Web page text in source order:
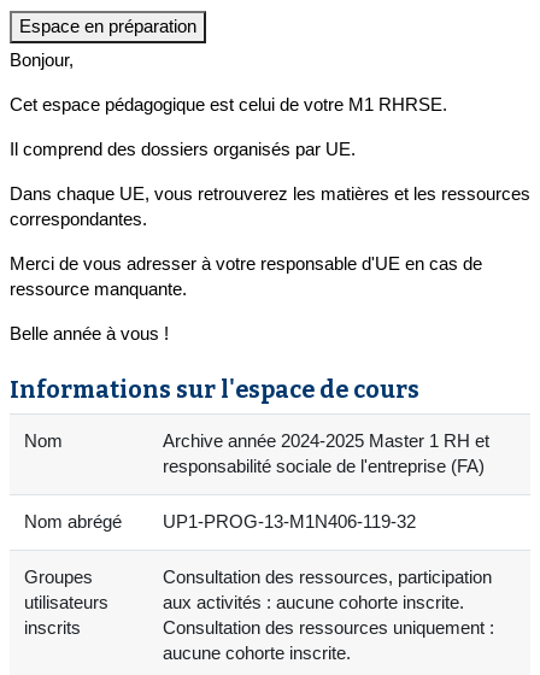
Espace en préparation
Bonjour,
Cet espace pédagogique est celui de votre M1 RHRSE.
Il comprend des dossiers organisés par UE.
Dans chaque UE, vous retrouverez les matières et les ressources
correspondantes.
Merci de vous adresser à votre responsable d'UE en cas de
ressource manquante.
Belle année à vous !
Informations sur l'espace de cours
Nom
Archive année 2024-2025 Master 1 RH et
responsabilité sociale de l'entreprise (FA)
Nom abrégé UP1-PROG-13-M1N406-119-32
Groupes
utilisateurs
inscrits
Consultation des ressources, participation
aux activités : aucune cohorte inscrite.
Consultation des ressources uniquement :
aucune cohorte inscrite.